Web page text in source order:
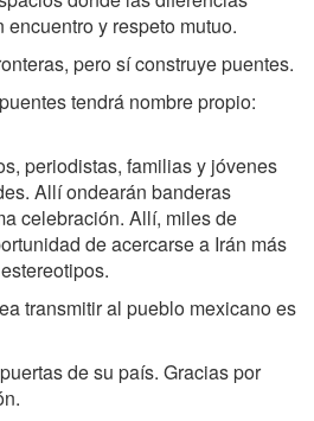
y respeto mutuo.
pero sí construye puentes.
tendrá nombre propio:
periodistas, familias y jóvenes
Allí ondearán banderas
celebración. Allí, miles de
de acercarse a Irán más
transmitir al pueblo mexicano es
de su país. Gracias por